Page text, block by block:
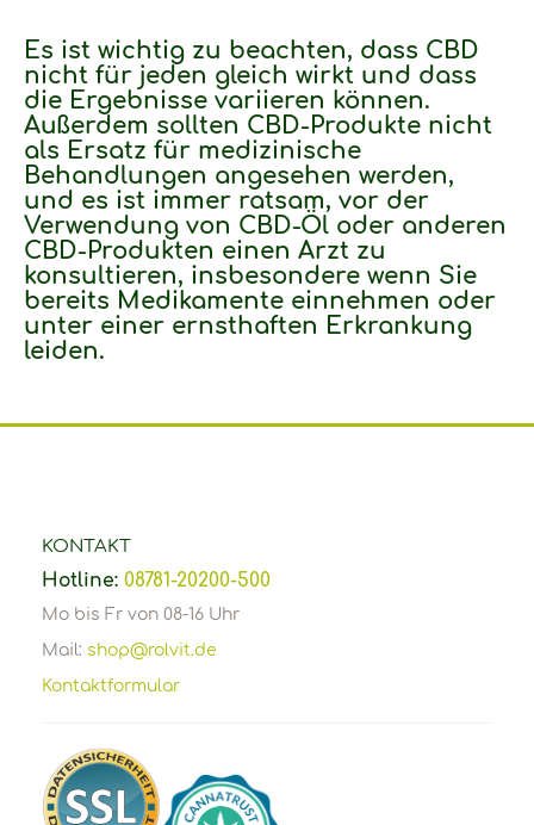
Es ist wichtig zu beachten, dass CBD
nicht für jeden gleich wirkt und dass
die Ergebnisse variieren können.
Außerdem sollten CBD-Produkte nicht
als Ersatz für medizinische
Behandlungen angesehen werden,
und es ist immer ratsam, vor der
Verwendung von CBD-Öl oder anderen
CBD-Produkten einen Arzt zu
konsultieren, insbesondere wenn Sie
bereits Medikamente einnehmen oder
unter einer ernsthaften Erkrankung
leiden.
KONTAKT
Hotline: 08781-20200-500
Mo bis Fr von 08-16 Uhr
Mail: shop@rolvit.de
Kontaktformular